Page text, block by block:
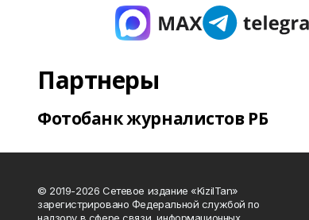
Партнеры
Фотобанк журналистов РБ
© 2019-2026 Сетевое издание «KizilTan»
зарегистрировано Федеральной службой по